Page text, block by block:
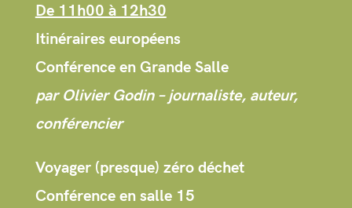
De 11h00 à 12h30
Itinéraires européens
Conférence en Grande Salle
par Olivier Godin – journaliste, auteur,
conférencier
Voyager (presque) zéro déchet
Conférence en salle 15